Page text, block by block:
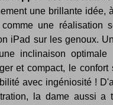
une brillante idée,
une réalisation
iPad sur les genoux.
inclinaison optimale
et compact, le confort
avec ingéniosité !
la dame aussi a